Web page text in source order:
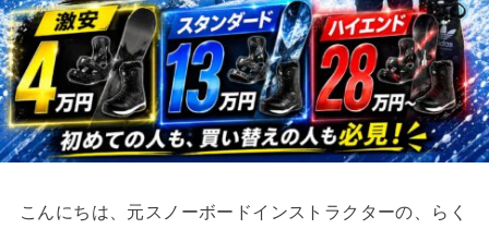
こんにちは、元スノーボードインストラクターの、らく